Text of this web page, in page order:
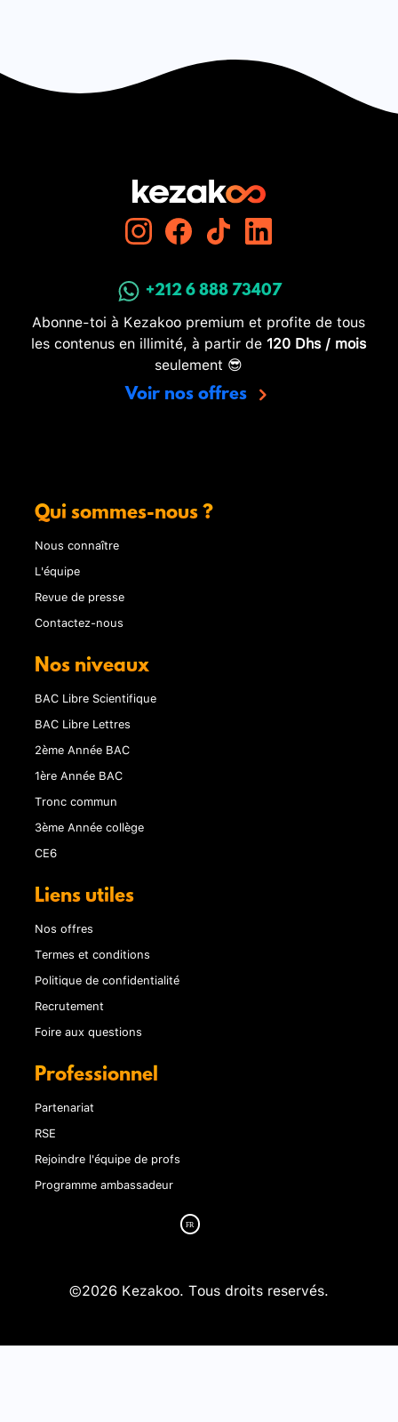
+212 6 888 73407
Abonne-toi à Kezakoo premium et profite de tous
les contenus en illimité, à partir de 120 Dhs / mois
seulement 😎
Voir nos offres
Qui sommes-nous ?
Nous connaître
L'équipe
Revue de presse
Contactez-nous
Nos niveaux
BAC Libre Scientifique
BAC Libre Lettres
2ème Année BAC
1ère Année BAC
Tronc commun
3ème Année collège
CE6
Liens utiles
Nos offres
Termes et conditions
Politique de confidentialité
Recrutement
Foire aux questions
Professionnel
Partenariat
RSE
Rejoindre l'équipe de profs
Programme ambassadeur
©2026 Kezakoo. Tous droits reservés.